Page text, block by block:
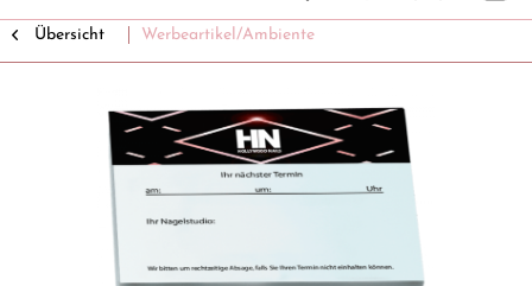
Übersicht Werbeartikel/Ambiente